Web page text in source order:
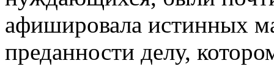
афишировала истинных
преданности делу,